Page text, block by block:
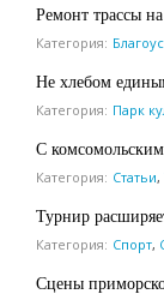
Ремонт трассы
Категория:
Не хлебом
Категория: Парк
С
Категория: Статьи,
Турнир
Категория: Спорт,
Сцены